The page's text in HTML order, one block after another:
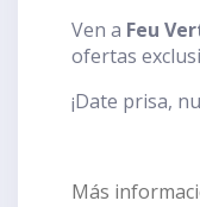
Ven a Feu
ofertas
¡Date prisa,
Más